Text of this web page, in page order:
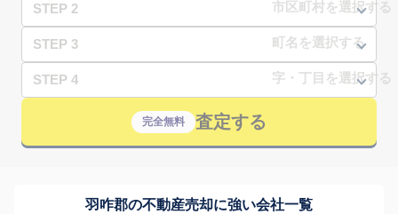
STEP 2
STEP 3
STEP 4
完全無料 査定する
羽咋郡の不動産売却に強い会社一覧